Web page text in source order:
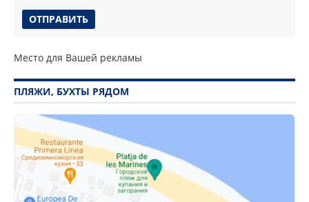
Место для Вашей рекламы
ПЛЯЖИ, БУХТЫ РЯДОМ